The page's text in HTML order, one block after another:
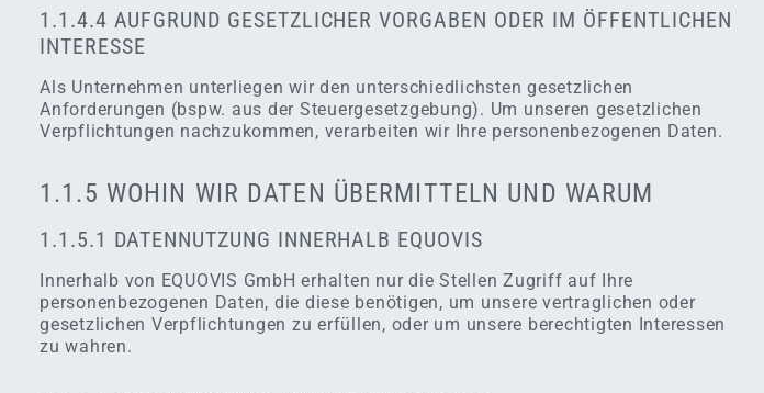
1.1.4.4 AUFGRUND GESETZLICHER VORGABEN ODER IM ÖFFENTLICHEN
INTERESSE
Als Unternehmen unterliegen wir den unterschiedlichsten gesetzlichen
Anforderungen (bspw. aus der Steuergesetzgebung). Um unseren gesetzlichen
Verpflichtungen nachzukommen, verarbeiten wir Ihre personenbezogenen Daten.
1.1.5 WOHIN WIR DATEN ÜBERMITTELN UND WARUM
1.1.5.1 DATENNUTZUNG INNERHALB EQUOVIS
Innerhalb von EQUOVIS GmbH erhalten nur die Stellen Zugriff auf Ihre
personenbezogenen Daten, die diese benötigen, um unsere vertraglichen oder
gesetzlichen Verpflichtungen zu erfüllen, oder um unsere berechtigten Interessen
zu wahren.